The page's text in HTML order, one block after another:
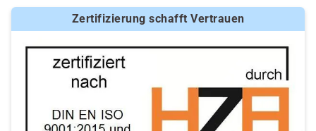
Zertifizierung schafft Vertrauen